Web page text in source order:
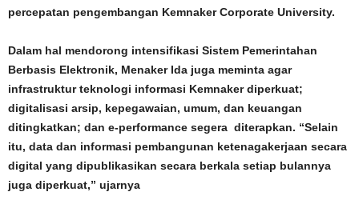
percepatan pengembangan Kemnaker Corporate University.
Dalam hal mendorong intensifikasi Sistem Pemerintahan
Berbasis Elektronik, Menaker Ida juga meminta agar
infrastruktur teknologi informasi Kemnaker diperkuat;
digitalisasi arsip, kepegawaian, umum, dan keuangan
ditingkatkan; dan e-performance segera diterapkan. “Selain
itu, data dan informasi pembangunan ketenagakerjaan secara
digital yang dipublikasikan secara berkala setiap bulannya
juga diperkuat,” ujarnya